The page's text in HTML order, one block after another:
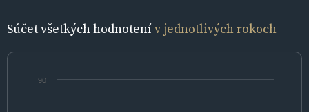
Súčet všetkých hodnotenív jednotlivých rokoch
90